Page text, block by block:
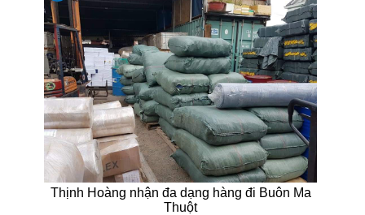
Thịnh Hoàng nhận đa dạng hàng đi Buôn Ma
Thuột